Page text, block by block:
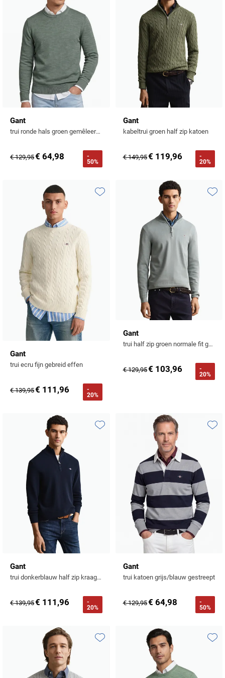
Gant
trui ronde hals groen gemêleerd katoen
€ 129,95€ 64,98
-
50%
Gant
kabeltrui groen half zip katoen
€ 149,95€ 119,96
-
20%
Gant
trui ecru fijn gebreid effen
€ 139,95€ 111,96
-
20%
Toevoegen aan favorieten
Gant
trui half zip groen normale fit gebreid
€ 129,95€ 103,96
-
20%
Gant
trui donkerblauw half zip kraag lange mouw
€ 139,95€ 111,96
-
20%
Toevoegen aan favorieten
Gant
trui katoen grijs/blauw gestreept
€ 129,95€ 64,98
-
50%
Toevoegen aan favorieten